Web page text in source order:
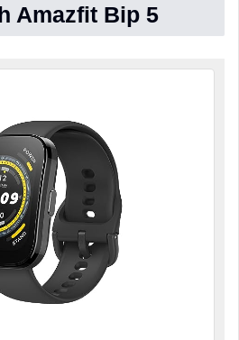
Amazfit Bip 5